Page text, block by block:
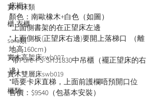
實木床類
櫃-衣櫃
sofa類
實木高架床swb007
實木雙層床swb019
櫃類
床褥）
顏色：南歐橡木+白色（如圖）
*上面側書架的在正望床左邊
*上面側板(正望床右邊)要開上落梯口  （離
地高160cm）
*帶Pure-PS-SHJ1830中吊櫃（襬正望床的右
邊）
*唔要卡床直梯，上面前護欄唔預開口位
售價：$9540（包基本安裝）